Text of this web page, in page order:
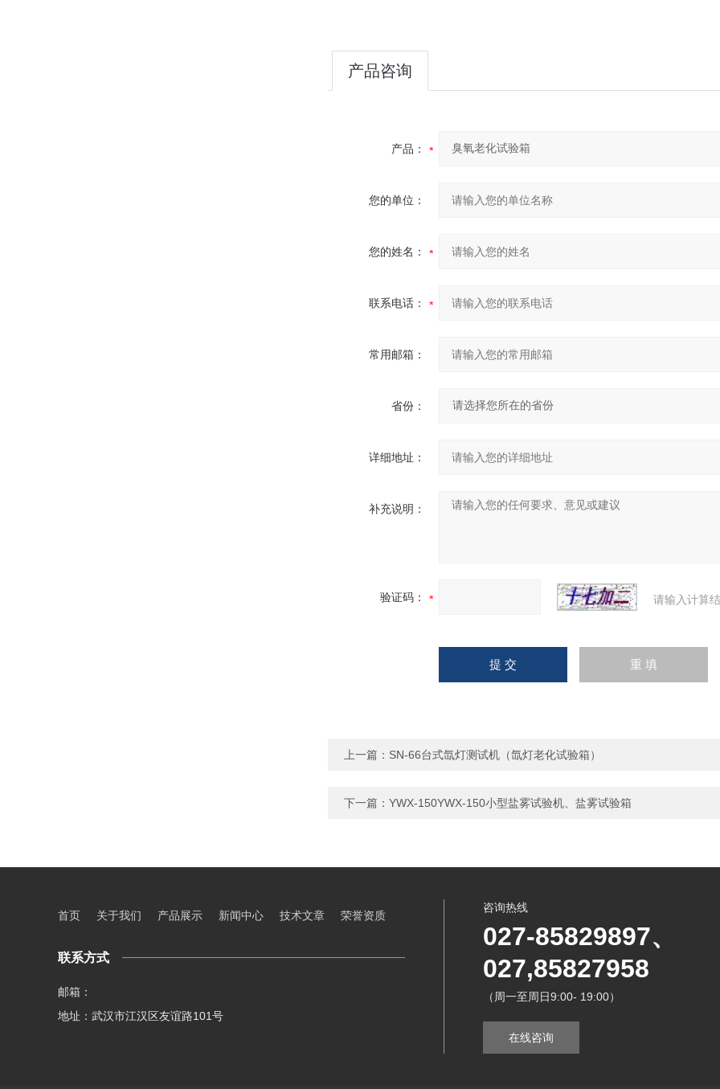
产品咨询
产品：
您的单位：
您的姓名：
联系电话：
常用邮箱：
省份：
详细地址：
补充说明：
验证码： 请输入计算
上一篇： SN-66台式氙灯测试机（氙灯老化试验箱）
下一篇： YWX-150YWX-150小型盐雾试验机、盐雾试验箱
首页 关于我们 产品展示 新闻中心 技术文章 荣誉资质
联系方式
邮箱：
地址：武汉市江汉区友谊路101号
咨询热线
027-85829897、
027,85827958
（周一至周日9:00- 19:00）
在线咨询